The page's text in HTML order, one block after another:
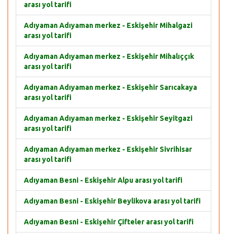
arası yol tarifi
Adıyaman Adıyaman merkez - Eskişehir Mihalgazi
arası yol tarifi
Adıyaman Adıyaman merkez - Eskişehir Mihalıççık
arası yol tarifi
Adıyaman Adıyaman merkez - Eskişehir Sarıcakaya
arası yol tarifi
Adıyaman Adıyaman merkez - Eskişehir Seyitgazi
arası yol tarifi
Adıyaman Adıyaman merkez - Eskişehir Sivrihisar
arası yol tarifi
Adıyaman Besni - Eskişehir Alpu arası yol tarifi
Adıyaman Besni - Eskişehir Beylikova arası yol tarifi
Adıyaman Besni - Eskişehir Çifteler arası yol tarifi